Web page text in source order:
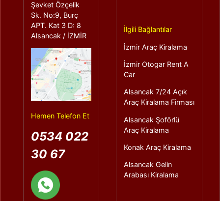
Şevket Özçelik
Sk. No:9, Burç
APT. Kat 3 D: 8
Alsancak / İZMİR
Hemen Telefon Et
0534 022
30 67
İlgili Bağlantılar
İzmir Araç Kiralama
İzmir Otogar Rent A
Car
Alsancak 7/24 Açık
Araç Kiralama Firması
Alsancak Şoförlü
Araç Kiralama
Konak Araç Kiralama
Alsancak Gelin
Arabası Kiralama